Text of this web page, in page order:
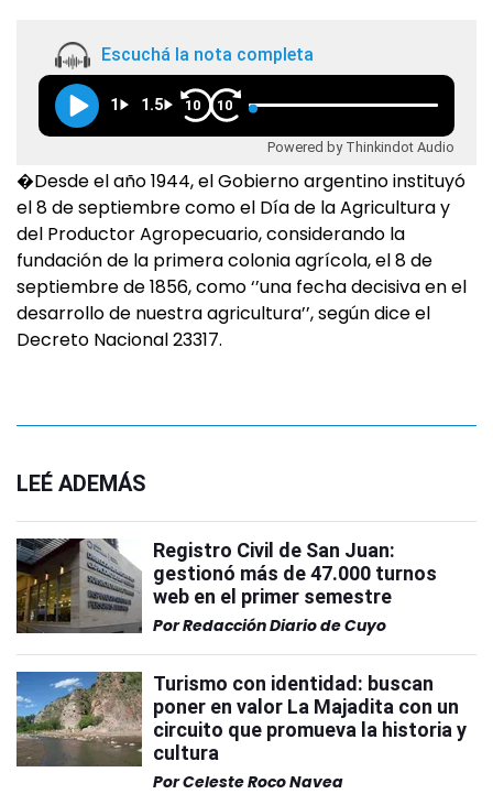
Escuchá la nota completa
1 1.5 10 10
Powered by Thinkindot Audio
�Desde el año 1944, el Gobierno argentino instituyó
el 8 de septiembre como el Día de la Agricultura y
del Productor Agropecuario, considerando la
fundación de la primera colonia agrícola, el 8 de
septiembre de 1856, como ‘’una fecha decisiva en el
desarrollo de nuestra agricultura’’, según dice el
Decreto Nacional 23317.
LEÉ ADEMÁS
Registro Civil de San Juan:
gestionó más de 47.000 turnos
web en el primer semestre
PorRedacción Diario de Cuyo
Turismo con identidad: buscan
poner en valor La Majadita con un
circuito que promueva la historia y
cultura
PorCeleste Roco Navea